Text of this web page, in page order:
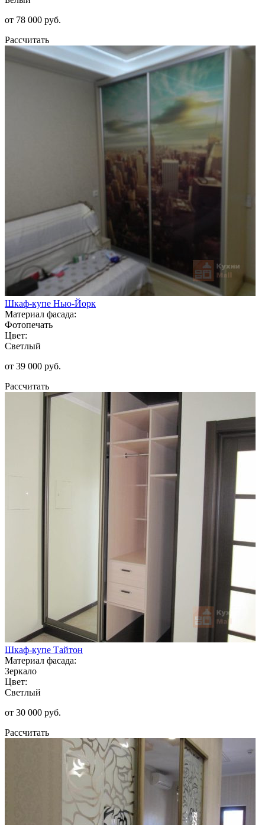
от 78 000 руб.
Рассчитать
Шкаф-купе Нью-Йорк
Материал фасада:
Фотопечать
Цвет:
Светлый
от 39 000 руб.
Рассчитать
Шкаф-купе Тайтон
Материал фасада:
Зеркало
Цвет:
Светлый
от 30 000 руб.
Рассчитать